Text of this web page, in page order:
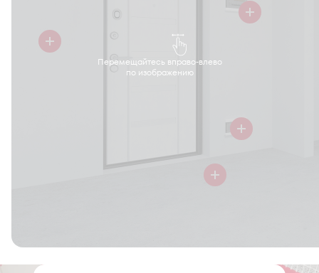
Перемещайтесь вправо-влево
по изображению